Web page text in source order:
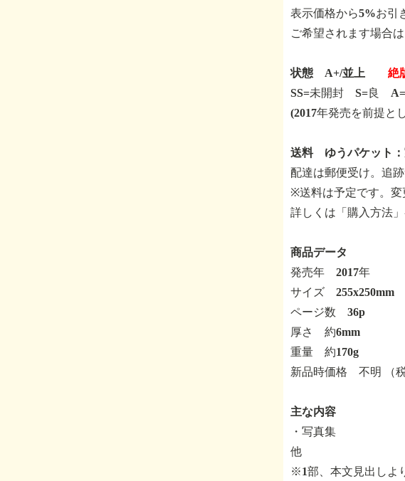
表示価格から5%お引
ご希望されます場合
状態 A+/並上
絶
SS=未開封 S=良
(2017年発売を前提と
送料 ゆうパケット：
配達は郵便受け。追
※送料は予定です。変
詳しくは「購入方法
商品データ
発売年 2017年
サイズ 255x250mm
ページ数 36p
厚さ 約6mm
重量 約170g
新品時価格 不明
主な内容
・写真集
他
※1部、本文見出しよ